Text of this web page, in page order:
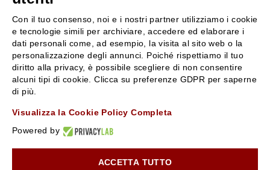
SERVIZIO CLIENTI
Resi e rimborsi
Pagamenti
Spedizione
Condizioni generali di vendita
Privacy Policy
Chi siamo
Contattaci
Negozi
Attiva la Rossi Card
Lavora con noi
10% di Sconto sul primo ordine!*
Con il tuo consenso, noi e i nostri partner utilizziamo i cookie
e tecnologie simili per archiviare, accedere ed elaborare i
dati personali come, ad esempio, la visita al sito web o la
personalizzazione degli annunci. Poiché rispettiamo il tuo
diritto alla privacy, è possibile scegliere di non consentire
alcuni tipi di cookie. Clicca su preferenze GDPR per saperne
di più.
Visualizza la Cookie Policy Completa
Powered by
ACCETTA TUTTO